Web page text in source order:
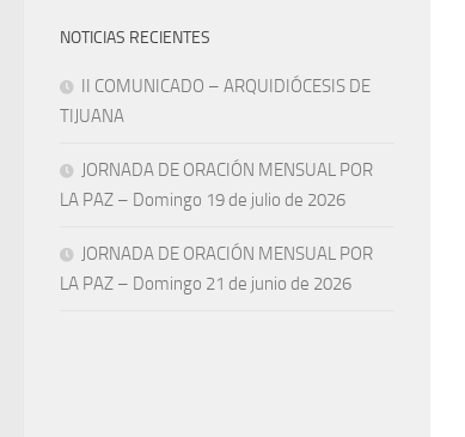
NOTICIAS RECIENTES
II COMUNICADO – ARQUIDIÓCESIS DE
TIJUANA
JORNADA DE ORACIÓN MENSUAL POR
LA PAZ – Domingo 19 de julio de 2026
JORNADA DE ORACIÓN MENSUAL POR
LA PAZ – Domingo 21 de junio de 2026